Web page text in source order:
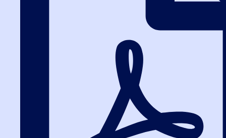
Воробьев Денис
«Перестали бояться проверок: теперь сами выявляем
несоответствия раньше, чем приходят предписания.»
Управление государственными и
муниципальными закупками (44-ФЗ)